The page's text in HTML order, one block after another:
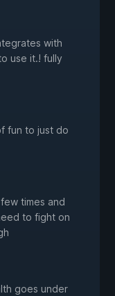
with
use it.! fully
fun to just do
times and
to fight on
goes under